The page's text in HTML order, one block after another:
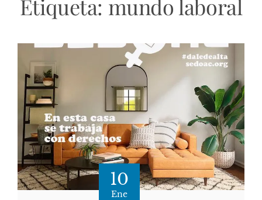
Etiqueta: mundo laboral
10
Ene